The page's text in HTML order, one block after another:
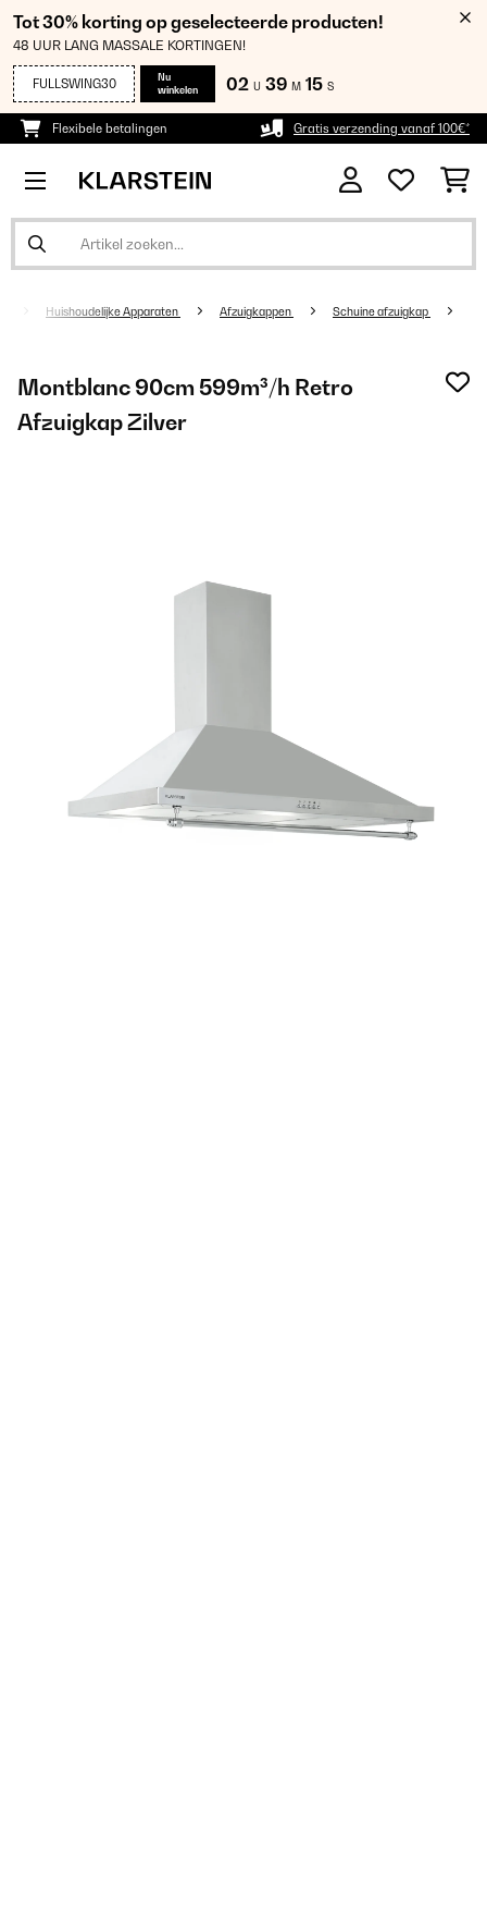
Tot 30% korting op geselecteerde producten!
48 UUR LANG MASSALE KORTINGEN!
FULLSWING30
Nu
winkelen
02 U 39 M 15 S
Flexibele betalingen Gratis verzending vanaf 100€*
Huishoudelijke Apparaten Afzuigkappen Schuine afzuigkap
Montblanc 90cm 599m³/h Retro
Afzuigkap Zilver